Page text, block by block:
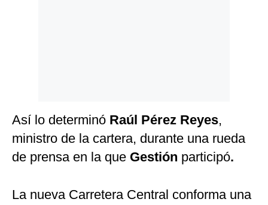
Así lo determinó Raúl Pérez Reyes,
ministro de la cartera, durante una rueda
de prensa en la que Gestión participó.
La nueva Carretera Central conforma una